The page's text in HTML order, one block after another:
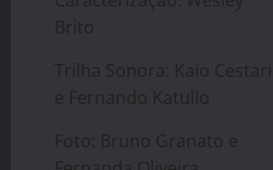
Brito
Trilha Sonora: Kaio Cestari
e Fernando Katullo
Foto: Bruno Granato e